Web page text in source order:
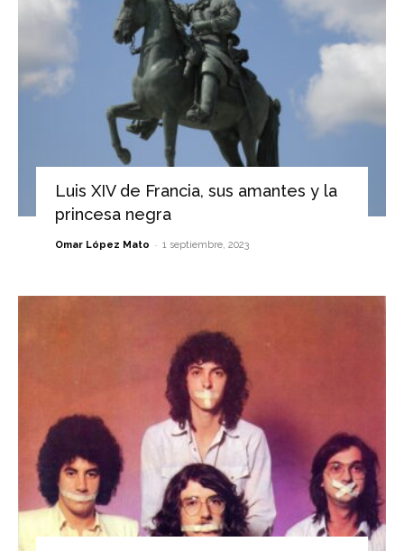
Luis XIV de Francia, sus amantes y la
princesa negra
Omar López Mato - 1 septiembre, 2023